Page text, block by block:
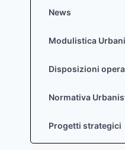
News
Modulistica
Disposizioni
Normativa
Progetti strategici